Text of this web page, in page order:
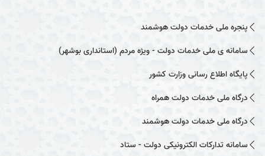
پنجره ملی خدمات دولت هوشمند
سامانه ی ملی خدمات دولت - ویژه مردم (استانداری بوشهر)
پایگاه اطلاع رسانی وزارت کشور
درگاه ملی خدمات دولت همراه
درگاه ملی خدمات دولت هوشمند
سامانه تدارکات الکترونیکی دولت - ستاد